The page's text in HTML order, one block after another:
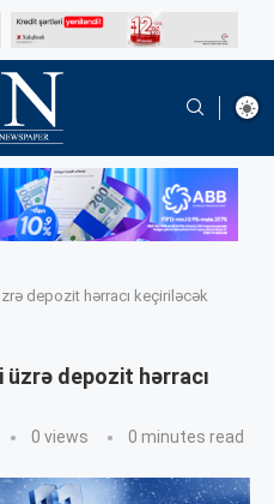
depozit hərracı keçiriləcək
depozit hərracı
0 views 0 minutes read